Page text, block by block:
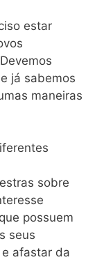
estar
já sabemos
maneiras
sobre
possuem
seus
afastar da